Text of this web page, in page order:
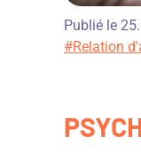
Publié le
#Relation